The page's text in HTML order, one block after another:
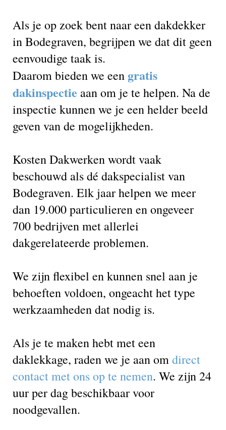
Als je op zoek bent naar een dakdekker
in Bodegraven, begrijpen we dat dit geen
eenvoudige taak is.
Daarom bieden we een gratis
dakinspectie aan om je te helpen. Na de
inspectie kunnen we je een helder beeld
geven van de mogelijkheden.
Kosten Dakwerken wordt vaak
beschouwd als dé dakspecialist van
Bodegraven. Elk jaar helpen we meer
dan 19.000 particulieren en ongeveer
700 bedrijven met allerlei
dakgerelateerde problemen.
We zijn flexibel en kunnen snel aan je
behoeften voldoen, ongeacht het type
werkzaamheden dat nodig is.
Als je te maken hebt met een
daklekkage, raden we je aan omdirect
contact met ons op te nemen. We zijn 24
uur per dag beschikbaar voor
noodgevallen.